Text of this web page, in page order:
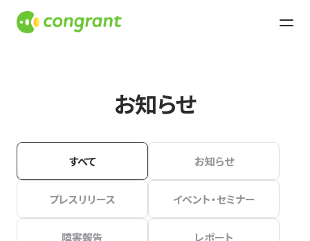
お知らせ
すべて お知らせ
プレスリリース イベント・セミナー
障害報告 レポート